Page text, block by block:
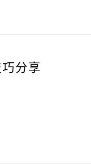
分享